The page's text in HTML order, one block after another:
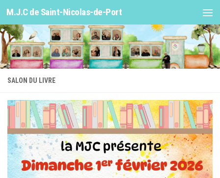
Skip to content
M.J.C de Saint-Nicolas-de-Port
SALON DU LIVRE